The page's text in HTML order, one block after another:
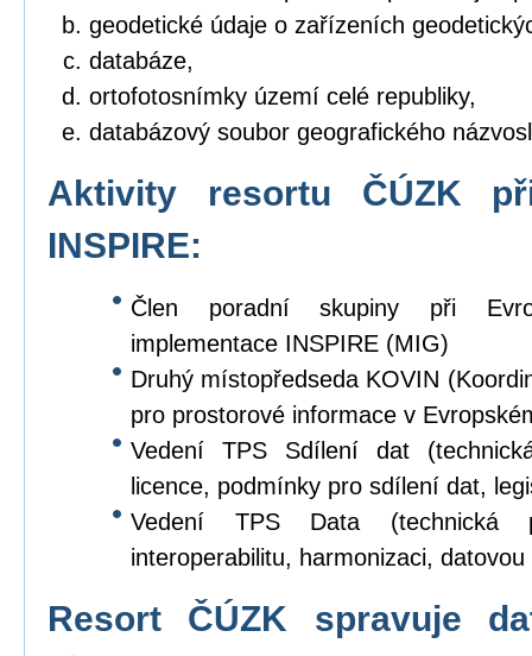
geodetické údaje o zařízeních
databáze,
ortofotosnímky území celé republiky,
databázový soubor geografického
Aktivity resortu ČÚZK
INSPIRE:
Člen poradní skupiny při
implementace INSPIRE (MIG)
Druhý místopředseda KOVIN
pro prostorové informace v
Vedení TPS Sdílení dat
licence, podmínky pro sdílení dat,
Vedení TPS Data (technická
interoperabilitu, harmonizaci,
Resort ČÚZK spravuje